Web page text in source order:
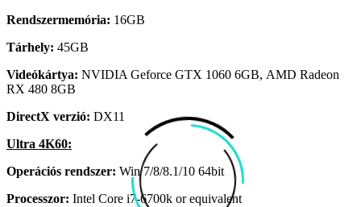
Rendszermemória: 16GB
Tárhely: 45GB
Videókártya: NVIDIA Geforce GTX 1060 6GB, AMD Radeon
RX 480 8GB
DirectX verzió: DX11
Ultra 4K60:
Operációs rendszer: Win 7/8/8.1/10 64bit
Processzor: Intel Core i7-6700k or equivalent